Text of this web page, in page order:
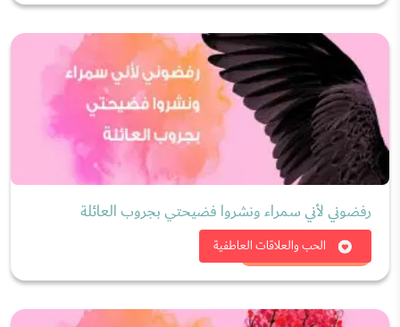
الحب والعلاقات العاطفية
رفضوني لأني سمراء ونشروا فضيحتي بجروب العائلة
شاهد الان